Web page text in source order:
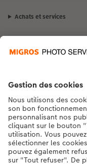
Achats et services
La Migros
Si vous avez des
n'hésitez pas à nous
(hors jours fériés), au